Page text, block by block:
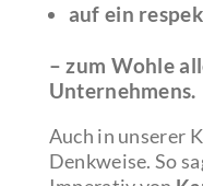
auf ein
– zum Wohle
Unternehmens.
Auch in unserer
Denkweise. So